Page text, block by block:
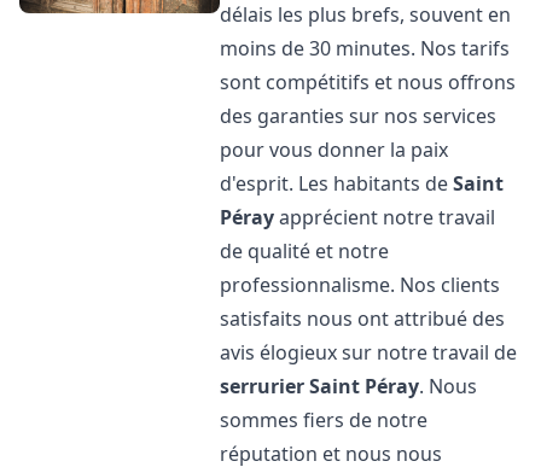
délais les plus brefs, souvent en
moins de 30 minutes. Nos tarifs
sont compétitifs et nous offrons
des garanties sur nos services
pour vous donner la paix
d'esprit. Les habitants deSaint
Pérayapprécient notre travail
de qualité et notre
professionnalisme. Nos clients
satisfaits nous ont attribué des
avis élogieux sur notre travail de
serrurierSaint Péray. Nous
sommes fiers de notre
réputation et nous nous